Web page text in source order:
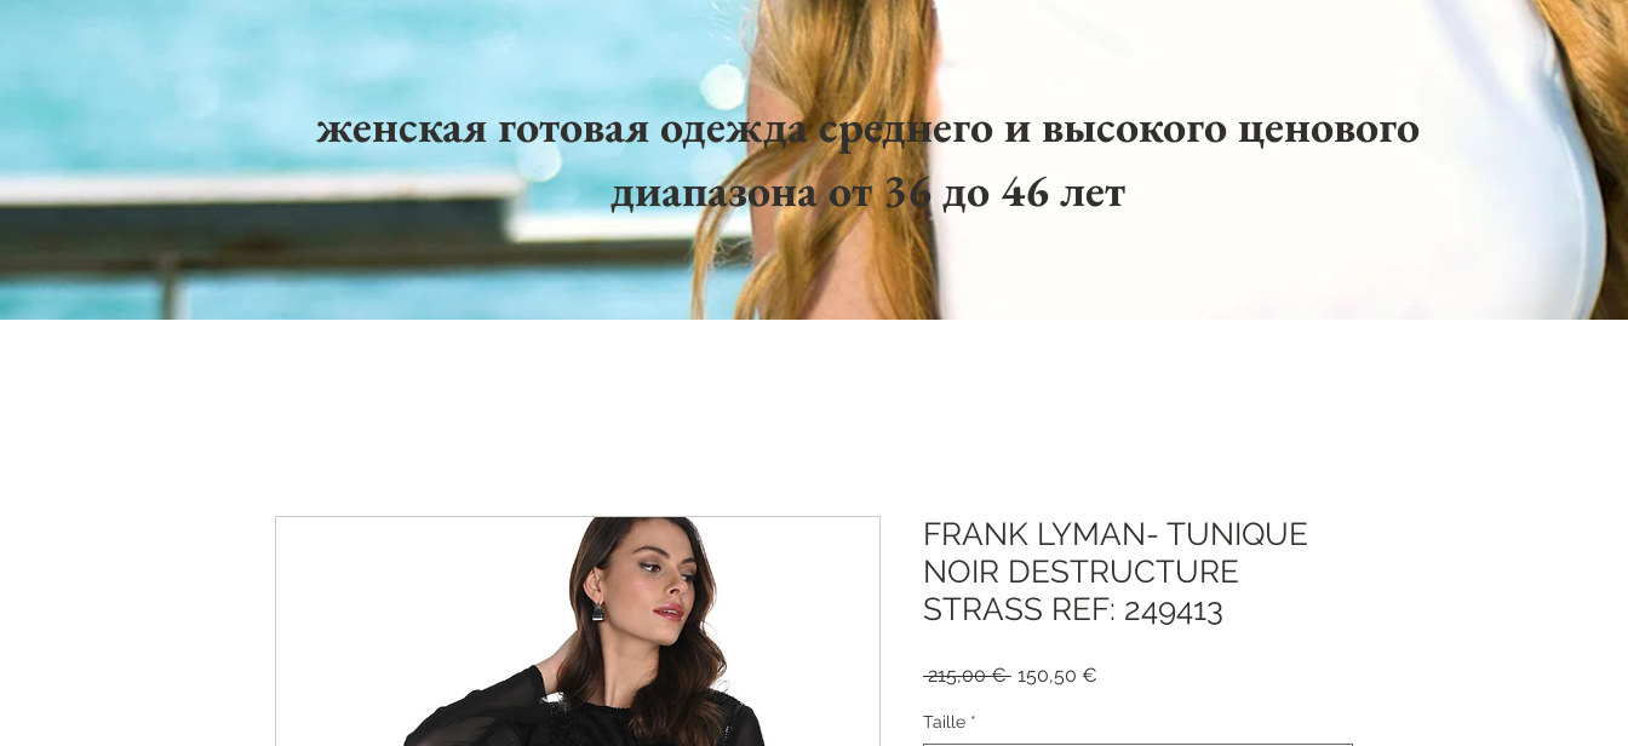
женская готовая одежда среднего и высокого ценового
диапазона от 36 до 46 лет
FRANK LYMAN- TUNIQUE
NOIR DESTRUCTURE
STRASS REF: 249413
215,00 € Обычная
150,50 €
Taille *